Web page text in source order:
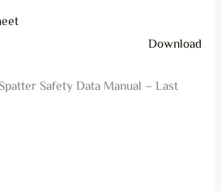
Download
Safety Data Manual – Last